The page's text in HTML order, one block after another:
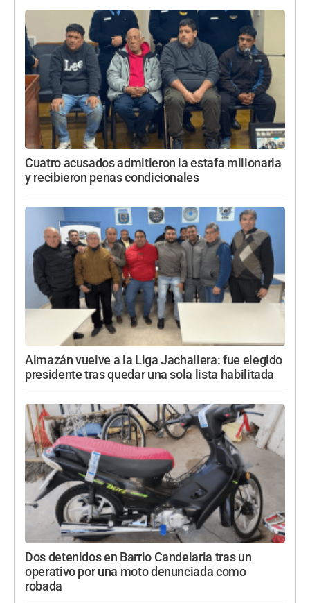
Cuatro acusados admitieron la estafa millonaria
y recibieron penas condicionales
Almazán vuelve a la Liga Jachallera: fue elegido
presidente tras quedar una sola lista habilitada
Dos detenidos en Barrio Candelaria tras un
operativo por una moto denunciada como
robada